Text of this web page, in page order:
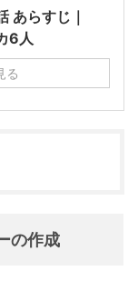
あらすじ｜
6人
る
の作成